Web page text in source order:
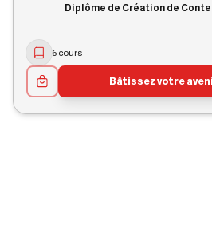
Diplôme de Création de
6 cours
Bâtissez votre